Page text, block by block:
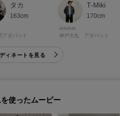
タカ
163cm
アダバット
T-Miki
170cm
adabat
神戸大丸 アダバット
ィネートを見る
使ったムービー